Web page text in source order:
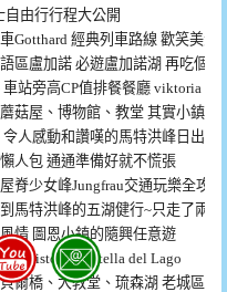
自由行行程大公開
Gotthard 經典列車路線 歡笑美景
區盧加諾 必遊盧加諾湖 再吃個
車站旁高CP值排餐餐廳 viktoria
菇屋、博物館、教堂 其實小鎮滿
令人感動和讚嘆的馬特洪峰日出
人包 通通準備好就不慌張
脊少女峰Jungfrau交通玩樂全攻略
馬特洪峰的五湖健行~只走了兩湖
情 圖恩小鎮的隨興任意遊
Ristorante Stella del Lago
爾橋、大教堂、琉森湖 老城區很